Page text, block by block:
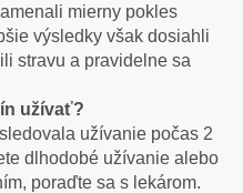
mierny pokles
výsledky však dosiahli
stravu a pravidelne sa
užívať?
užívanie počas 2
dlhodobé užívanie alebo
poraďte sa s lekárom.